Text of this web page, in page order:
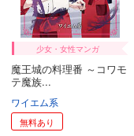
少女・女性マンガ
魔王城の料理番 ～コワモ
テ魔族...
ワイエム系
無料あり